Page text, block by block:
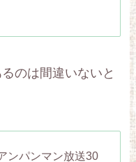
のは間違いないと
ンパンマン放送30